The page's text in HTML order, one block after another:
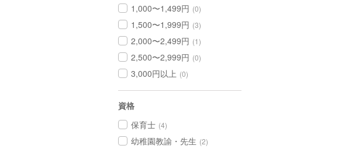
1,000〜1,499円 (0)
1,500〜1,999円 (3)
2,000〜2,499円 (1)
2,500〜2,999円 (0)
3,000円以上 (0)
資格
保育士 (4)
幼稚園教諭・先生 (2)